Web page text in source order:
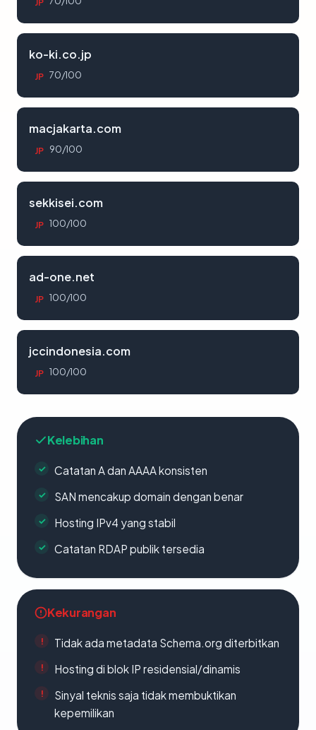
ko-ki.co.jp
JP 70/100
macjakarta.com
JP 90/100
sekkisei.com
JP 100/100
ad-one.net
JP 100/100
jccindonesia.com
JP 100/100
Kelebihan
Catatan A dan AAAA konsisten
SAN mencakup domain dengan benar
Hosting IPv4 yang stabil
Catatan RDAP publik tersedia
Kekurangan
Tidak ada metadata Schema.org diterbitkan
Hosting di blok IP residensial/dinamis
Sinyal teknis saja tidak membuktikan
kepemilikan